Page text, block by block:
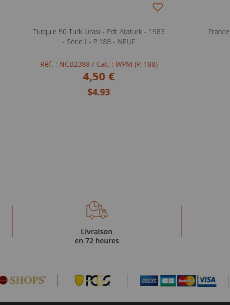
Turquie 50 Turk Lirasi - Pdt Ataturk - 1983
- Série I - P.188 - NEUF
Réf. : NCB2388 / Cat. : WPM (P. 188)
4,50 €
$4.93
Livraison
en 72 heures